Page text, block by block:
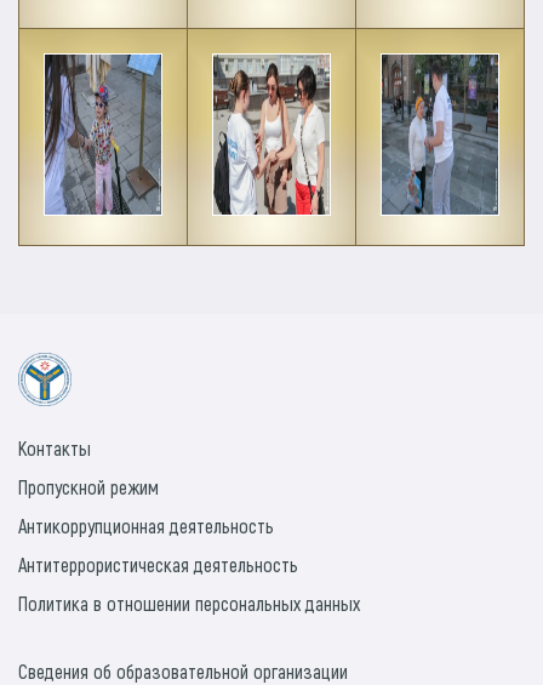
Контакты
Пропускной режим
Антикоррупционная деятельность
Антитеррористическая деятельность
Политика в отношении персональных данных
Сведения об образовательной организации